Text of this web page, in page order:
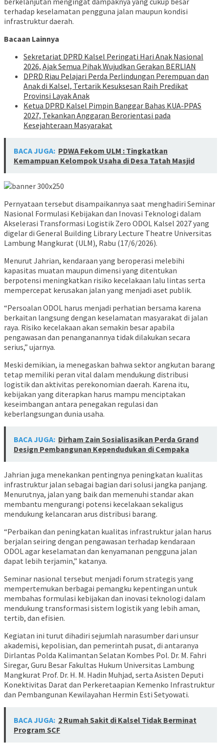
terhadap keselamatan pengguna jalan maupun kondisi
infrastruktur daerah.
Bacaan Lainnya
Sekretariat DPRD Kalsel Peringati Hari Anak Nasional
2026, Ajak Semua Pihak Wujudkan Gerakan BERLIAN
DPRD Riau Pelajari Perda Perlindungan Perempuan dan
Anak di Kalsel, Tertarik Kesuksesan Raih Predikat
Provinsi Layak Anak
Ketua DPRD Kalsel Pimpin Banggar Bahas KUA-PPAS
2027, Tekankan Anggaran Berorientasi pada
Kesejahteraan Masyarakat
BACA JUGA: PDWA Fekom ULM : Tingkatkan
Kemampuan Kelompok Usaha di Desa Tatah Masjid
Pernyataan tersebut disampaikannya saat menghadiri Seminar
Nasional Formulasi Kebijakan dan Inovasi Teknologi dalam
Akselerasi Transformasi Logistik Zero ODOL Kalsel 2027 yang
digelar di General Building Library Lecture Theatre Universitas
Lambung Mangkurat (ULM), Rabu (17/6/2026).
Menurut Jahrian, kendaraan yang beroperasi melebihi
kapasitas muatan maupun dimensi yang ditentukan
berpotensi meningkatkan risiko kecelakaan lalu lintas serta
mempercepat kerusakan jalan yang menjadi aset publik.
“Persoalan ODOL harus menjadi perhatian bersama karena
berkaitan langsung dengan keselamatan masyarakat di jalan
raya. Risiko kecelakaan akan semakin besar apabila
pengawasan dan penanganannya tidak dilakukan secara
serius,” ujarnya.
Meski demikian, ia menegaskan bahwa sektor angkutan barang
tetap memiliki peran vital dalam mendukung distribusi
logistik dan aktivitas perekonomian daerah. Karena itu,
kebijakan yang diterapkan harus mampu menciptakan
keseimbangan antara penegakan regulasi dan
keberlangsungan dunia usaha.
BACA JUGA: Dirham Zain Sosialisasikan Perda Grand
Design Pembangunan Kependudukan di Cempaka
Jahrian juga menekankan pentingnya peningkatan kualitas
infrastruktur jalan sebagai bagian dari solusi jangka panjang.
Menurutnya, jalan yang baik dan memenuhi standar akan
membantu mengurangi potensi kecelakaan sekaligus
mendukung kelancaran arus distribusi barang.
“Perbaikan dan peningkatan kualitas infrastruktur jalan harus
berjalan seiring dengan pengawasan terhadap kendaraan
ODOL agar keselamatan dan kenyamanan pengguna jalan
dapat lebih terjamin,” katanya.
Seminar nasional tersebut menjadi forum strategis yang
mempertemukan berbagai pemangku kepentingan untuk
membahas formulasi kebijakan dan inovasi teknologi dalam
mendukung transformasi sistem logistik yang lebih aman,
tertib, dan efisien.
Kegiatan ini turut dihadiri sejumlah narasumber dari unsur
akademisi, kepolisian, dan pemerintah pusat, di antaranya
Dirlantas Polda Kalimantan Selatan Kombes Pol. Dr. M. Fahri
Siregar, Guru Besar Fakultas Hukum Universitas Lambung
Mangkurat Prof. Dr. H. M. Hadin Muhjad, serta Asisten Deputi
Konektivitas Darat dan Perkeretaapian Kemenko Infrastruktur
dan Pembangunan Kewilayahan Hermin Esti Setyowati.
BACA JUGA: 2 Rumah Sakit di Kalsel Tidak Berminat
Program SCF